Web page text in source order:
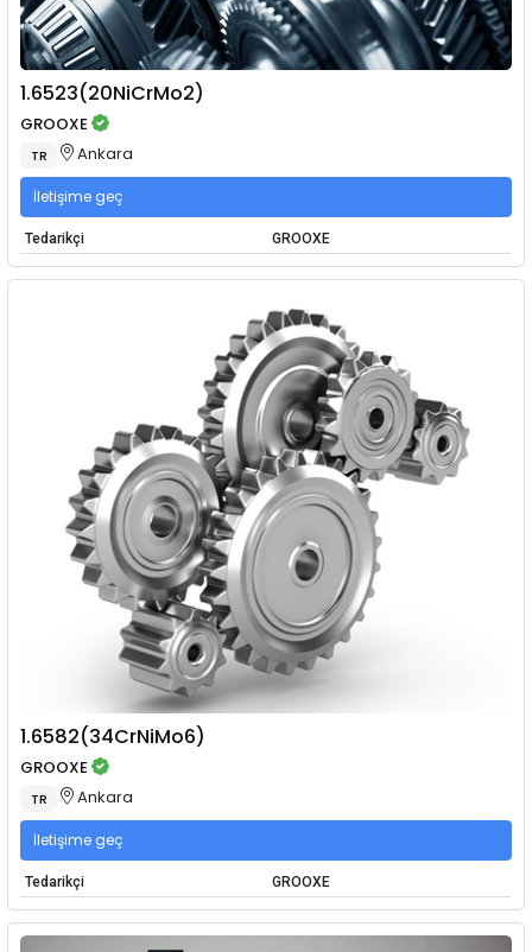
1.6523(20NiCrMo2)
GROOXE
TR Ankara
İletişime geç
Tedarikçi GROOXE
1.6582(34CrNiMo6)
GROOXE
TR Ankara
İletişime geç
Tedarikçi GROOXE